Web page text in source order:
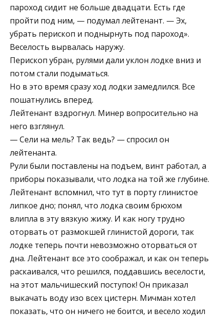
пароход сидит не больше двадцати. Есть где
пройти под ним, — подумал лейтенант. — Эх,
убрать перископ и поднырнуть под пароход».
Веселость вырвалась наружу.
Перископ убран, рулями дали уклон лодке вниз и
потом стали подыматься.
Но в это время сразу ход лодки замедлился. Все
пошатнулись вперед.
Лейтенант вздрогнул. Минер вопросительно на
него взглянул.
— Сели на мель? Так ведь? — спросил он
лейтенанта.
Рули были поставлены на подъем, винт работал, а
приборы показывали, что лодка на той же глубине.
Лейтенант вспомнил, что тут в порту глинистое
липкое дно; понял, что лодка своим брюхом
влипла в эту вязкую жижу. И как ногу трудно
оторвать от размокшей глинистой дороги, так
лодке теперь почти невозможно оторваться от
дна. Лейтенант все это соображал, и как он теперь
раскаивался, что решился, поддавшись веселости,
на этот мальчишеский поступок! Он приказал
выкачать воду изо всех цистерн. Мичман хотел
показать, что он ничего не боится, и весело ходил